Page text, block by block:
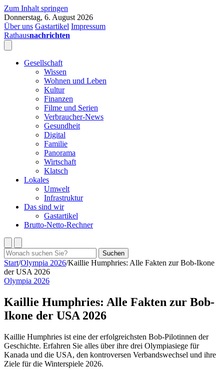
Zum Inhalt springen
Donnerstag, 6. August 2026
Über uns Gastartikel Impressum
Rathausnachrichten
Gesellschaft
Wissen
Wohnen und Leben
Kultur
Finanzen
Filme und Serien
Verbraucher-News
Gesundheit
Digital
Familie
Panorama
Wirtschaft
Klatsch
Lokales
Umwelt
Infrastruktur
Das sind wir
Gastartikel
Brutto-Netto-Rechner
Suchen
nach:
Suchen
Start/Olympia 2026/Kaillie Humphries: Alle Fakten zur Bob-Ikone
der USA 2026
Olympia 2026
Kaillie Humphries: Alle Fakten zur Bob-
Ikone der USA 2026
Kaillie Humphries ist eine der erfolgreichsten Bob-Pilotinnen der
Geschichte. Erfahren Sie alles über ihre drei Olympiasiege für
Kanada und die USA, den kontroversen Verbandswechsel und ihre
Ziele für die Winterspiele 2026.